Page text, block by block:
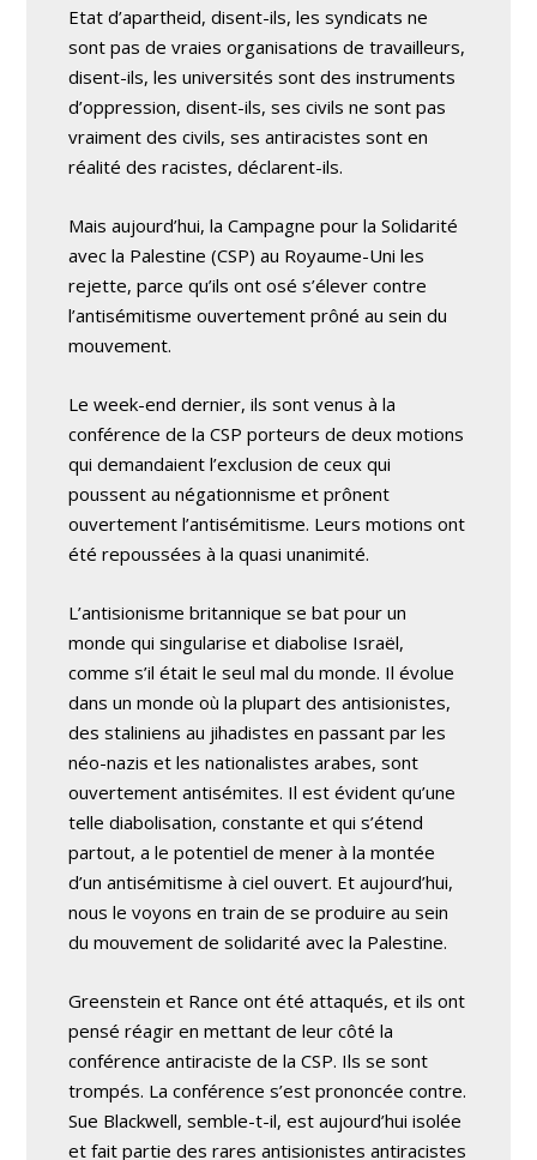
Etat d’apartheid, disent-ils, les syndicats ne
sont pas de vraies organisations de travailleurs,
disent-ils, les universités sont des instruments
d’oppression, disent-ils, ses civils ne sont pas
vraiment des civils, ses antiracistes sont en
réalité des racistes, déclarent-ils.
Mais aujourd’hui, la Campagne pour la Solidarité
avec la Palestine (CSP) au Royaume-Uni les
rejette, parce qu’ils ont osé s’élever contre
l’antisémitisme ouvertement prôné au sein du
mouvement.
Le week-end dernier, ils sont venus à la
conférence de la CSP porteurs de deux motions
qui demandaient l’exclusion de ceux qui
poussent au négationnisme et prônent
ouvertement l’antisémitisme. Leurs motions ont
été repoussées à la quasi unanimité.
L’antisionisme britannique se bat pour un
monde qui singularise et diabolise Israël,
comme s’il était le seul mal du monde. Il évolue
dans un monde où la plupart des antisionistes,
des staliniens au jihadistes en passant par les
néo-nazis et les nationalistes arabes, sont
ouvertement antisémites. Il est évident qu’une
telle diabolisation, constante et qui s’étend
partout, a le potentiel de mener à la montée
d’un antisémitisme à ciel ouvert. Et aujourd’hui,
nous le voyons en train de se produire au sein
du mouvement de solidarité avec la Palestine.
Greenstein et Rance ont été attaqués, et ils ont
pensé réagir en mettant de leur côté la
conférence antiraciste de la CSP. Ils se sont
trompés. La conférence s’est prononcée contre.
Sue Blackwell, semble-t-il, est aujourd’hui isolée
et fait partie des rares antisionistes antiracistes